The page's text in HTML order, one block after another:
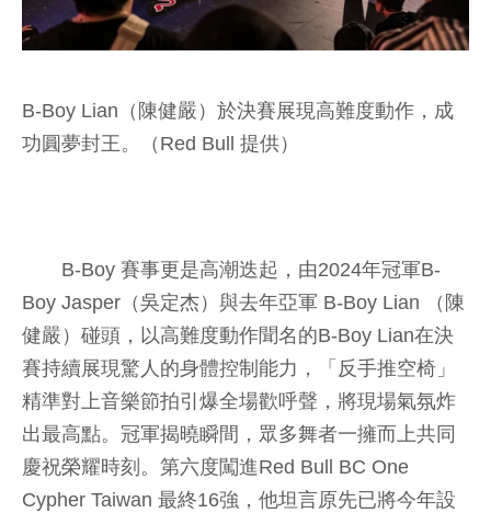
B-Boy Lian（陳健嚴）於決賽展現高難度動作，成
功圓夢封王。（Red Bull 提供）
B-Boy 賽事更是高潮迭起，由2024年冠軍B-
Boy Jasper（吳定杰）與去年亞軍 B-Boy Lian （陳
健嚴）碰頭，以高難度動作聞名的B-Boy Lian在決
賽持續展現驚人的身體控制能力，「反手推空椅」
精準對上音樂節拍引爆全場歡呼聲，將現場氣氛炸
出最高點。冠軍揭曉瞬間，眾多舞者一擁而上共同
慶祝榮耀時刻。第六度闖進Red Bull BC One
Cypher Taiwan 最終16強，他坦言原先已將今年設